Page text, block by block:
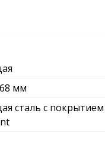
мм
сталь с покрытием